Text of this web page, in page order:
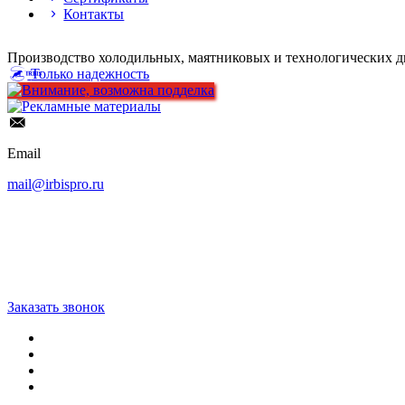
Контакты
Производство холодильных, маятниковых и технологических
Только надежность
Email
mail@irbispro.ru
Заказать звонок